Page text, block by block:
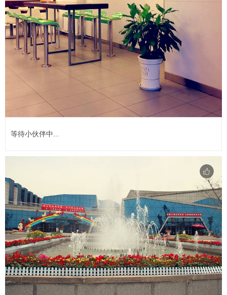
等待小伙伴中...